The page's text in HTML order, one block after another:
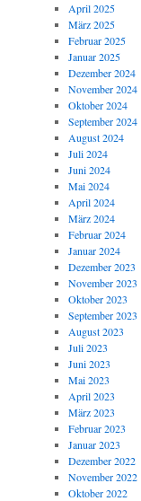
April 2025
März 2025
Februar 2025
Januar 2025
Dezember 2024
November 2024
Oktober 2024
September 2024
August 2024
Juli 2024
Juni 2024
Mai 2024
April 2024
März 2024
Februar 2024
Januar 2024
Dezember 2023
November 2023
Oktober 2023
September 2023
August 2023
Juli 2023
Juni 2023
Mai 2023
April 2023
März 2023
Februar 2023
Januar 2023
Dezember 2022
November 2022
Oktober 2022